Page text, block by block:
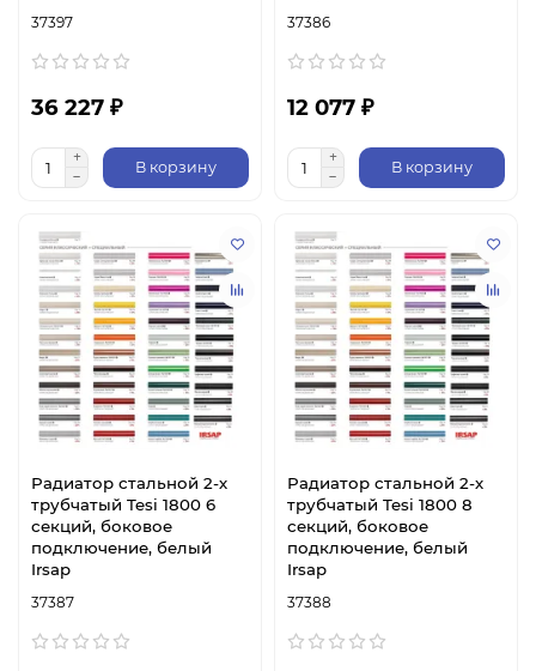
37397
36 227 ₽
В корзину
37386
12 077 ₽
В корзину
Радиатор стальной 2-х
трубчатый Tesi 1800 6
секций, боковое
подключение, белый
Irsap
37387
Радиатор стальной 2-х
трубчатый Tesi 1800 8
секций, боковое
подключение, белый
Irsap
37388